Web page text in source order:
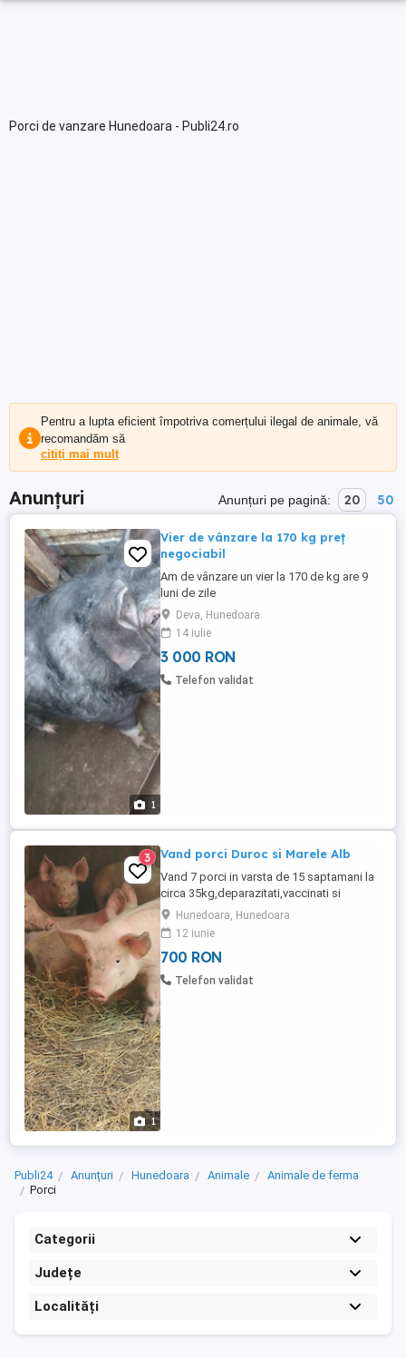
Porci de vanzare Hunedoara - Publi24.ro
Pentru a lupta eficient împotriva comerțului ilegal de animale, vă
recomandăm să
citiți mai mult
Anunțuri Anunțuri pe pagină: 20 50
1
Vier de vânzare la 170 kg preț
negociabil
Am de vânzare un vier la 170 de kg are 9
luni de zile
Deva, Hunedoara
14 iulie
3 000 RON
Telefon validat
1
3 Vand porci Duroc si Marele Alb
Vand 7 porci in varsta de 15 saptamani la
circa 35kg,deparazitati,vaccinati si
castrati,detin 4 vieri si 3 femele.Pentru mai
multe detali contactatima in privat!
Hunedoara, Hunedoara
12 iunie
700 RON
Telefon validat
Publi24 Anunțuri Hunedoara Animale
Animale de ferma
Porci
Categorii
Județe
Localități